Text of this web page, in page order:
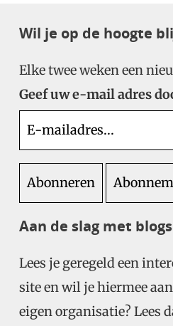
Wil je op de hoogte
Elke twee weken een
Geef uw e-mail adres
Aan de slag met blogs
Lees je geregeld een
site en wil je hiermee
eigen organisatie? Lees